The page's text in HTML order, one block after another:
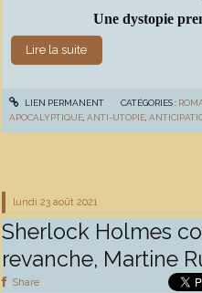
Une dystopie
Lire la suite
LIEN PERMANENT CATÉGORIES :
APOCALYPTIQUE ,ANTI-UTOPIE ,
lundi 23 août 2021
Sherlock Holmes
revanche, Martine
Share